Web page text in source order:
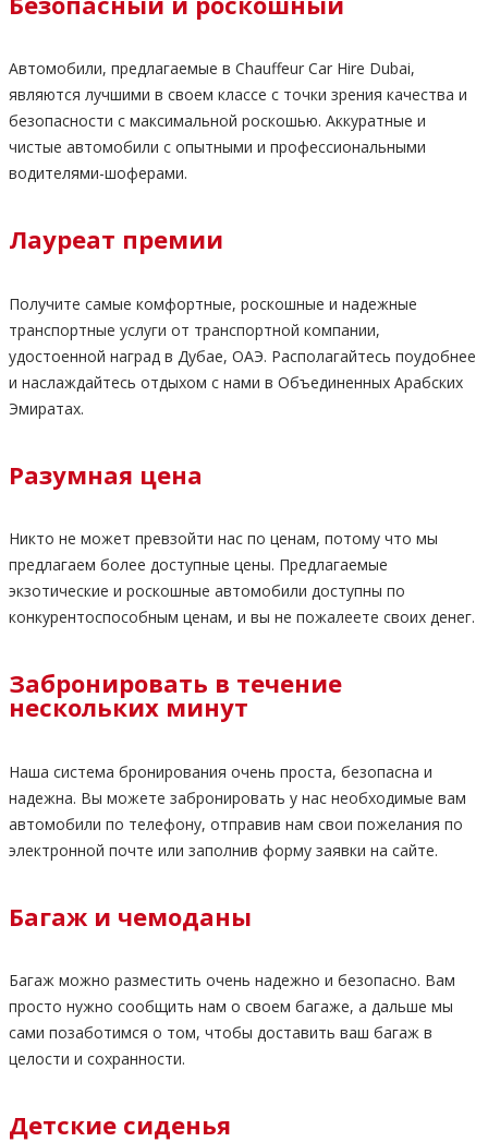
Автомобили, предлагаемые в Chauffeur Car Hire Dubai,
являются лучшими в своем классе с точки зрения качества и
безопасности с максимальной роскошью. Аккуратные и
чистые автомобили с опытными и профессиональными
водителями-шоферами.
Лауреат премии
Получите самые комфортные, роскошные и надежные
транспортные услуги от транспортной компании,
удостоенной наград в Дубае, ОАЭ. Располагайтесь поудобнее
и наслаждайтесь отдыхом с нами в Объединенных Арабских
Эмиратах.
Разумная цена
Никто не может превзойти нас по ценам, потому что мы
предлагаем более доступные цены. Предлагаемые
экзотические и роскошные автомобили доступны по
конкурентоспособным ценам, и вы не пожалеете своих денег.
Забронировать в течение
нескольких минут
Наша система бронирования очень проста, безопасна и
надежна. Вы можете забронировать у нас необходимые вам
автомобили по телефону, отправив нам свои пожелания по
электронной почте или заполнив форму заявки на сайте.
Багаж и чемоданы
Багаж можно разместить очень надежно и безопасно. Вам
просто нужно сообщить нам о своем багаже, а дальше мы
сами позаботимся о том, чтобы доставить ваш багаж в
целости и сохранности.
Детские сиденья